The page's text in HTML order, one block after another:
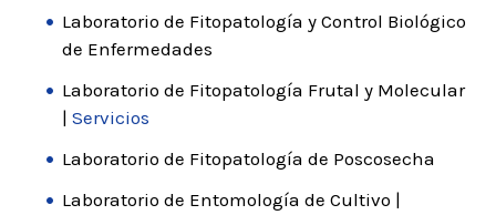
Laboratorio de Fitopatología y Control Biológico
de Enfermedades
Laboratorio de Fitopatología Frutal y Molecular
|Servicios
Laboratorio de Fitopatología de Poscosecha
Laboratorio de Entomología de Cultivo |